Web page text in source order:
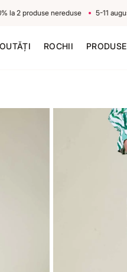
produse nereduse 5-11 august
ROCHII PRODUSE